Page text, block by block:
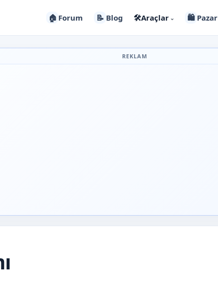
🏠 Forum 📝 Blog 🛠️Araçlar ⌄ 🛍️ Pazar
REKLAM